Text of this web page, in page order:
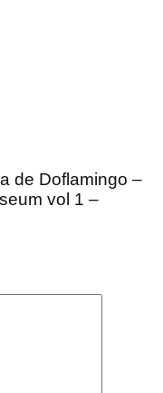
de Doflamingo –
vol 1 –